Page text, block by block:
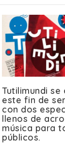
Tutilimundi se
este fin de
con dos
llenos de
música para
públicos.